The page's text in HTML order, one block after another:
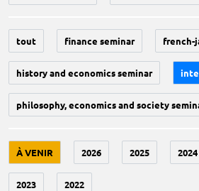
tout finance seminar french-
history and economics seminar
philosophy, economics and society
À VENIR 2026 2025 2024
2023 2022